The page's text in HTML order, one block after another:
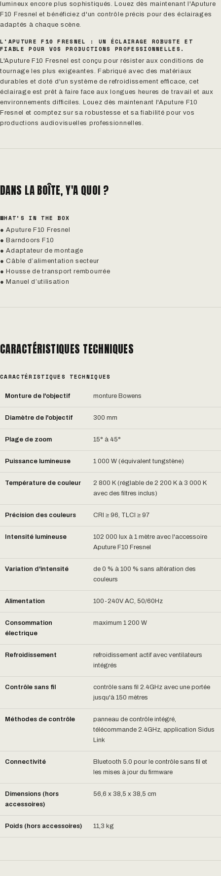
lumineux encore plus sophistiqués. Louez dès maintenant l'Aputure
F10 Fresnel et bénéficiez d'un contrôle précis pour des éclairages
adaptés à chaque scène.
L'APUTURE F10 FRESNEL : UN ÉCLAIRAGE ROBUSTE ET
FIABLE POUR VOS PRODUCTIONS PROFESSIONNELLES.
L'Aputure F10 Fresnel est conçu pour résister aux conditions de
tournage les plus exigeantes. Fabriqué avec des matériaux
durables et doté d'un système de refroidissement efficace, cet
éclairage est prêt à faire face aux longues heures de travail et aux
environnements difficiles. Louez dès maintenant l'Aputure F10
Fresnel et comptez sur sa robustesse et sa fiabilité pour vos
productions audiovisuelles professionnelles.
DANS LA BOÎTE, Y'A QUOI ?
WHAT’S IN THE BOX
● Aputure F10 Fresnel
● Barndoors F10
● Adaptateur de montage
● Câble d’alimentation secteur
● Housse de transport rembourrée
● Manuel d’utilisation
CARACTÉRISTIQUES TECHNIQUES
CARACTÉRISTIQUES TECHNIQUES
Monture de l'objectif monture Bowens
Diamètre de l'objectif 300 mm
Plage de zoom 15° à 45°
Puissance lumineuse 1 000 W (équivalent tungstène)
Température de couleur
2 800 K (réglable de 2 200 K à 3 000 K
avec des filtres inclus)
Précision des couleurs CRI ≥ 96, TLCI ≥ 97
Intensité lumineuse
102 000 lux à 1 mètre avec l'accessoire
Aputure F10 Fresnel
Variation d'intensité
de 0 % à 100 % sans altération des
couleurs
Alimentation 100-240V AC, 50/60Hz
Consommation
électrique
maximum 1 200 W
Refroidissement
refroidissement actif avec ventilateurs
intégrés
Contrôle sans fil
contrôle sans fil 2.4GHz avec une portée
jusqu'à 150 mètres
Méthodes de contrôle
panneau de contrôle intégré,
télécommande 2.4GHz, application Sidus
Link
Connectivité
Bluetooth 5.0 pour le contrôle sans fil et
les mises à jour du firmware
Dimensions (hors
accessoires)
56,6 x 38,5 x 38,5 cm
Poids (hors accessoires) 11,3 kg